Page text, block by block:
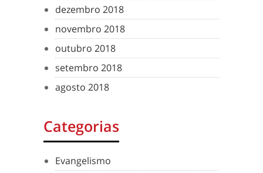
dezembro 2018
novembro 2018
outubro 2018
setembro 2018
agosto 2018
Categorias
Evangelismo